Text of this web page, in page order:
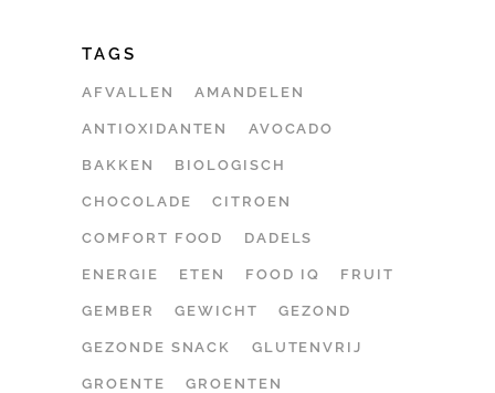
TAGS
AFVALLEN AMANDELEN
ANTIOXIDANTEN AVOCADO
BAKKEN BIOLOGISCH
CHOCOLADE CITROEN
COMFORT FOOD DADELS
ENERGIE ETEN FOOD IQ FRUIT
GEMBER GEWICHT GEZOND
GEZONDE SNACK GLUTENVRIJ
GROENTE GROENTEN